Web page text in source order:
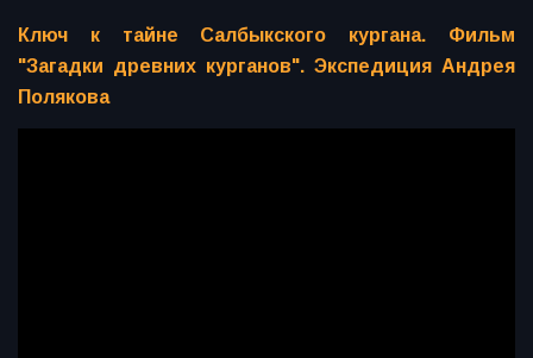
Ключ к тайне Салбыкского кургана. Фильм
"Загадки древних курганов". Экспедиция Андрея
Полякова